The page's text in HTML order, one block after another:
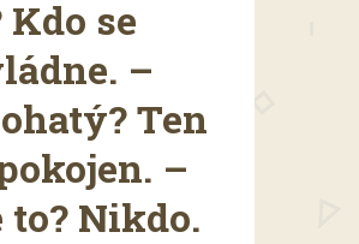
se
–
Ten
–
to? Nikdo.